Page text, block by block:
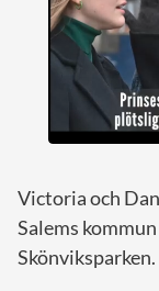
Victoria och
Salems
Skönviksparken.